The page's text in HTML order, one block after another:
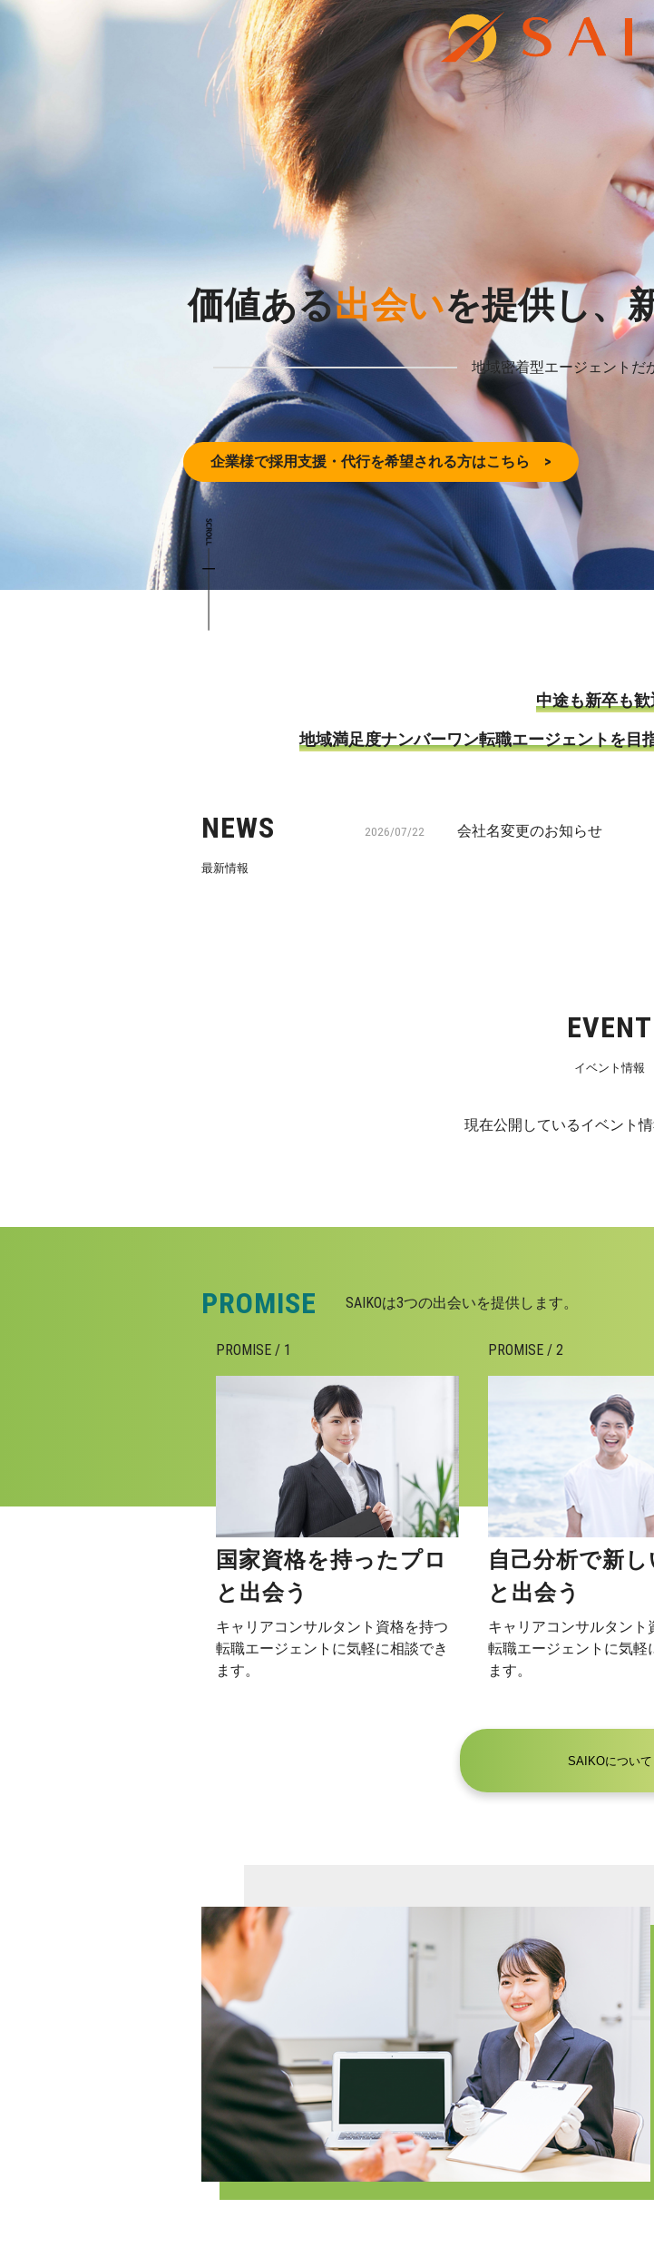
価値ある出会いを提供し、
地域密着型エージェントだ
企業様で採用支援・ 代行を希望される方はこちら >
中途も新卒も歓
地域満足度ナンバーワン転職エージェントを目
NEWS
最新情報
2026/07/22 会社名変更のお知らせ
EVENT
イベント情報
現在公開しているイベント
PROMISE SAIKOは3つの出会いを提供します。
PROMISE / 1
国家資格を持ったプロ
と出会う
キャリアコンサルタント資格を持つ
転職エージェントに気軽に相談でき
ます。
PROMISE / 2
自己分析で新
と出会う
キャリアコンサルタント
転職エージェントに気軽
ます。
SAIKOについて